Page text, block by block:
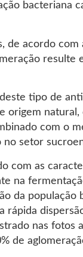
bacteriana
de acordo
resulte
tipo de
origem
com o
no setor
com as
na
da população
rápida
nas fotos
de